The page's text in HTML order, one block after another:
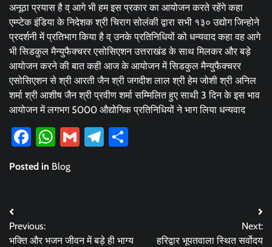
अनूठा प्रयास है व् आगे भी हम इस प्रकार का आयोजन करते रहेंगे कहा
एम्प्टेक इंडिया के निदेशक श्री चिराग सोलंकी द्वारा सभी १३० उद्योग जिन्होने
प्रदर्शनी में प्रतिभाग किया है व् उनके प्रतिनिधियों को धन्यवाद कहा वह आगे
भी सिडकुल मैन्युफैक्चरर एसोसिएशन उत्तराखंड के साथ मिलकर और बड़े
आयोजन करने की बात कही आज के आयोजन में सिडकुल मैन्युफैक्चरर
एसोसिएशन से श्री आरती जैन श्री जगदीश लाल श्री हेम जोशी श्री अनिल
शर्मा श्री आशीष जैन श्री प्रवीण शर्मा सम्मिलित हुए साथी 3 दिन के इस भाव
आयोजन में लगभग 5000 औद्योगिक प्रतिनिधियों ने भाग लिया धन्यवाद
Facebook
WhatsApp
GmailTelegram
Posted in Blog
Post
navigation
Previous:
भक्ति और भजन जीवन में बड़े ही भाग्य
Next:
हरिद्वार भूपतवाला स्थित सर्वोदय